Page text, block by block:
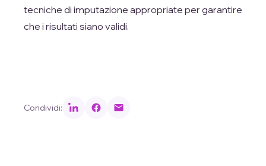
tecniche di imputazione appropriate per garantire
che i risultati siano validi.
Condividi: